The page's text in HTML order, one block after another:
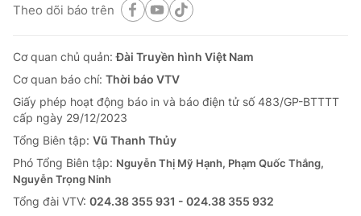
Ðiện thoại Thời báo VTV:024.66 897 897
Liên hệ quảng cáo: 024-7300.7108
Theo dõi báo trên
Cơ quan chủ quản:Đài Truyền hình Việt Nam
Cơ quan báo chí: Thời báo VTV
Giấy phép hoạt động báo in và báo điện tử số 483/GP-BTTTT
cấp ngày 29/12/2023
Tổng Biên tập: Vũ Thanh Thủy
Phó Tổng Biên tập: Nguyễn Thị Mỹ Hạnh, Phạm Quốc Thắng,
Nguyễn Trọng Ninh
Tổng đài VTV: 024.38 355 931 - 024.38 355 932